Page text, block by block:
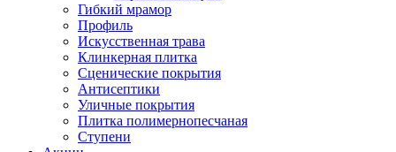
Гибкий мрамор
Профиль
Искусственная трава
Клинкерная плитка
Сценические покрытия
Антисептики
Уличные покрытия
Плитка полимернопесчаная
Ступени